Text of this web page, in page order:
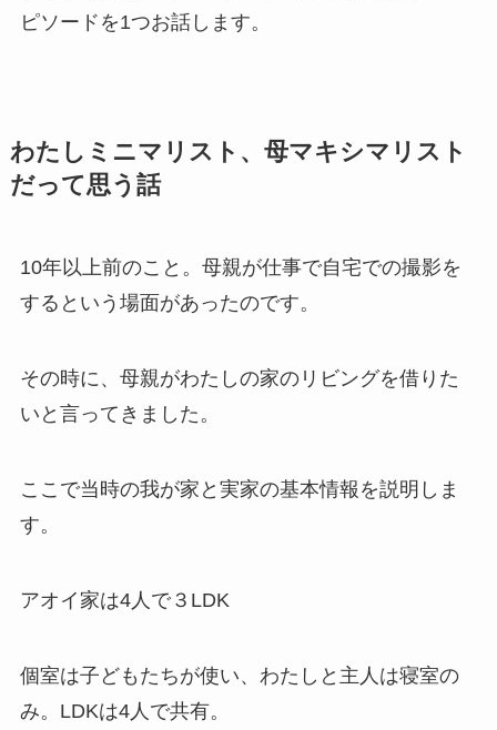
ピソードを1つお話します。
わたしミニマリスト、母マキシマリスト
だって思う話
10年以上前のこと。母親が仕事で自宅での撮影を
するという場面があったのです。
その時に、母親がわたしの家のリビングを借りた
いと言ってきました。
ここで当時の我が家と実家の基本情報を説明しま
す。
アオイ家は4人で３LDK
個室は子どもたちが使い、わたしと主人は寝室の
み。LDKは4人で共有。